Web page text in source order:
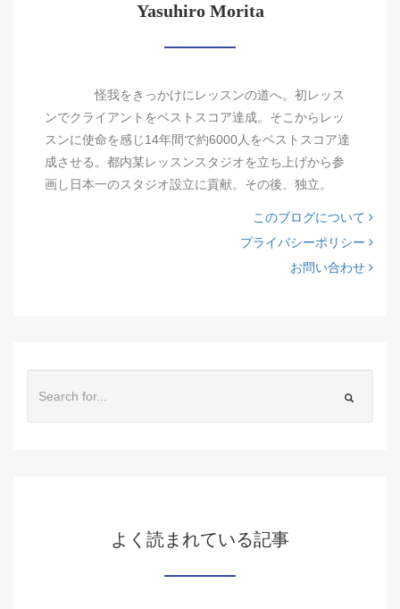
Yasuhiro Morita
怪我をきっかけにレッスンの道へ。初レッス
ンでクライアントをベストスコア達成。そこからレッ
スンに使命を感じ14年間で約6000人をベストスコア達
成させる。都内某レッスンスタジオを立ち上げから参
画し日本一のスタジオ設立に貢献。その後、独立。
このブログについて
プライバシーポリシー
お問い合わせ
よく読まれている記事